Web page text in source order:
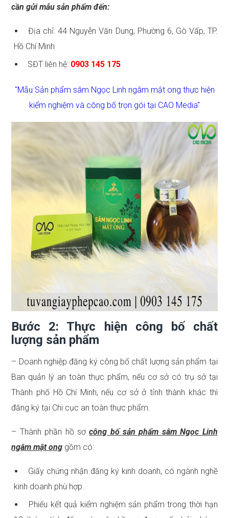
cần gửi mẫu sản phẩm đến:
Địa chỉ: 44 Nguyễn Văn Dung, Phường 6, Gò Vấp, TP.
Hồ Chí Minh
SĐT liên hệ: 0903 145 175
"Mẫu Sản phẩm sâm Ngọc Linh ngâm mật ong thực hiện
kiểm nghiệm và công bố trọn gói tại CAO Media"
Bước 2: Thực hiện công bố chất
lượng sản phẩm
– Doanh nghiệp đăng ký công bố chất lượng sản phẩm tại
Ban quản lý an toàn thực phẩm, nếu cơ sở có trụ sở tại
Thành phố Hồ Chí Minh; nếu cơ sở ở tỉnh thành khác thì
đăng ký tại Chi cục an toàn thực phẩm.
– Thành phần hồ sơcông bố sản phẩm sâm Ngọc Linh
ngâm mật ong gồm có:
Giấy chứng nhận đăng ký kinh doanh, có ngành nghề
kinh doanh phù hợp.
Phiếu kết quả kiểm nghiệm sản phẩm trong thời hạn